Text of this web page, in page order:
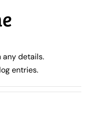
any details.
entries.